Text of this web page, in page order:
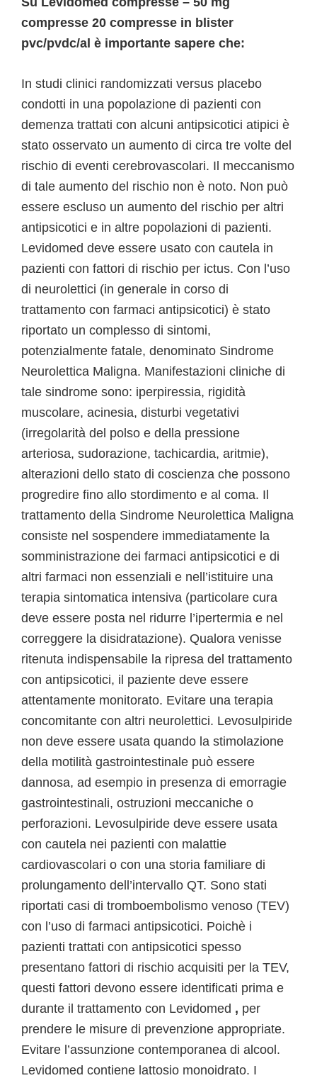
compresse 20 compresse in blister
pvc/pvdc/al è importante sapere che:
In studi clinici randomizzati versus placebo
condotti in una popolazione di pazienti con
demenza trattati con alcuni antipsicotici atipici è
stato osservato un aumento di circa tre volte del
rischio di eventi cerebrovascolari. Il meccanismo
di tale aumento del rischio non è noto. Non può
essere escluso un aumento del rischio per altri
antipsicotici e in altre popolazioni di pazienti.
Levidomed deve essere usato con cautela in
pazienti con fattori di rischio per ictus. Con l’uso
di neurolettici (in generale in corso di
trattamento con farmaci antipsicotici) è stato
riportato un complesso di sintomi,
potenzialmente fatale, denominato Sindrome
Neurolettica Maligna. Manifestazioni cliniche di
tale sindrome sono: iperpiressia, rigidità
muscolare, acinesia, disturbi vegetativi
(irregolarità del polso e della pressione
arteriosa, sudorazione, tachicardia, aritmie),
alterazioni dello stato di coscienza che possono
progredire fino allo stordimento e al coma. Il
trattamento della Sindrome Neurolettica Maligna
consiste nel sospendere immediatamente la
somministrazione dei farmaci antipsicotici e di
altri farmaci non essenziali e nell’istituire una
terapia sintomatica intensiva (particolare cura
deve essere posta nel ridurre l’ipertermia e nel
correggere la disidratazione). Qualora venisse
ritenuta indispensabile la ripresa del trattamento
con antipsicotici, il paziente deve essere
attentamente monitorato. Evitare una terapia
concomitante con altri neurolettici. Levosulpiride
non deve essere usata quando la stimolazione
della motilità gastrointestinale può essere
dannosa, ad esempio in presenza di emorragie
gastrointestinali, ostruzioni meccaniche o
perforazioni. Levosulpiride deve essere usata
con cautela nei pazienti con malattie
cardiovascolari o con una storia familiare di
prolungamento dell’intervallo QT. Sono stati
riportati casi di tromboembolismo venoso (TEV)
con l’uso di farmaci antipsicotici. Poichè i
pazienti trattati con antipsicotici spesso
presentano fattori di rischio acquisiti per la TEV,
questi fattori devono essere identificati prima e
durante il trattamento con Levidomed , per
prendere le misure di prevenzione appropriate.
Evitare l’assunzione contemporanea di alcool.
Levidomed contiene lattosio monoidrato. I